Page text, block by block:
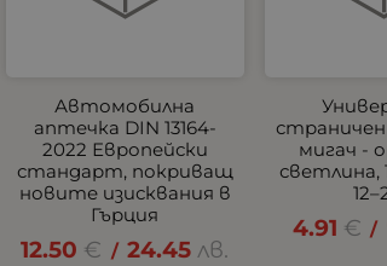
Автомобилна
аптечка DIN 13164-
2022 Европейски
стандарт, покриващ
новите изисквания в
Гърция
12.50 € / 24.45 лв.
мигач -
светлина,
4.91 € /